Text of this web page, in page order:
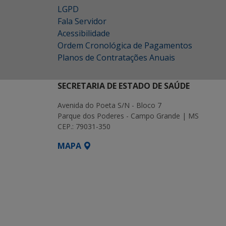
LGPD
Fala Servidor
Acessibilidade
Ordem Cronológica de Pagamentos
Planos de Contratações Anuais
SECRETARIA DE ESTADO DE SAÚDE
Avenida do Poeta S/N - Bloco 7
Parque dos Poderes - Campo Grande | MS
CEP.: 79031-350
MAPA